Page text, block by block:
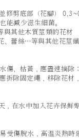
修剪底部（花腳）
能減少滋生細菌。
其他木質莖類的花材
蕾絲…等與其他花莖
傷、枯黃，應盡速摘除；
拆除固定繩，移除花材
在水中加入花卉保鮮
受傷脫水，高溫炎熱時